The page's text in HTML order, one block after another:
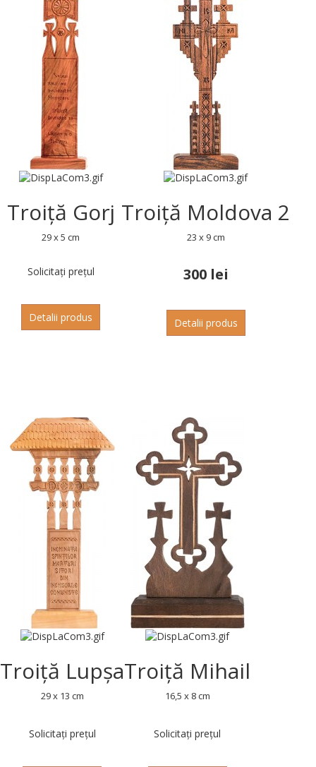
Troiță Gorj
29 x 5 cm
Solicitați prețul
Detalii produs
Troiță Moldova 2
23 x 9 cm
300 lei
Detalii produs
Troiță Lupșa
29 x 13 cm
Solicitați prețul
Troiță Mihail
16,5 x 8 cm
Solicitați prețul